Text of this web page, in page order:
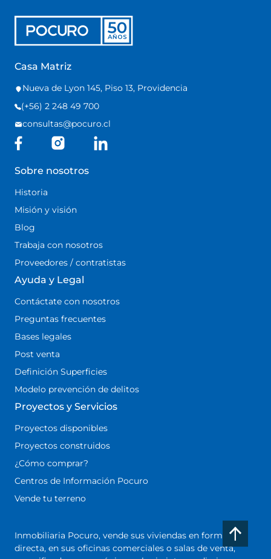
Casa Matriz
Nueva de Lyon 145, Piso 13, Providencia
(+56) 2 248 49 700
consultas@pocuro.cl
Sobre nosotros
Historia
Misión y visión
Blog
Trabaja con nosotros
Proveedores / contratistas
Ayuda y Legal
Contáctate con nosotros
Preguntas frecuentes
Bases legales
Post venta
Definición Superficies
Modelo prevención de delitos
Proyectos y Servicios
Proyectos disponibles
Proyectos construidos
¿Cómo comprar?
Centros de Información Pocuro
Vende tu terreno
Inmobiliaria Pocuro, vende sus viviendas en forma
directa, en sus oficinas comerciales o salas de venta,